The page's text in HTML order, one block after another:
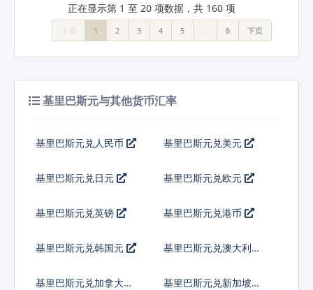
正在显示第 1 至 20 项数据，共 160 项
上页 1 2 3 4 5 8 下页
基里巴斯元与其他货币汇率
基里巴斯元兑人民币 基里巴斯元兑美元
基里巴斯元兑日元 基里巴斯元兑欧元
基里巴斯元兑英镑 基里巴斯元兑港币
基里巴斯元兑韩国元
基里巴斯元兑澳大利亚
基里巴斯元兑加拿大元 基里巴斯元兑新加坡元